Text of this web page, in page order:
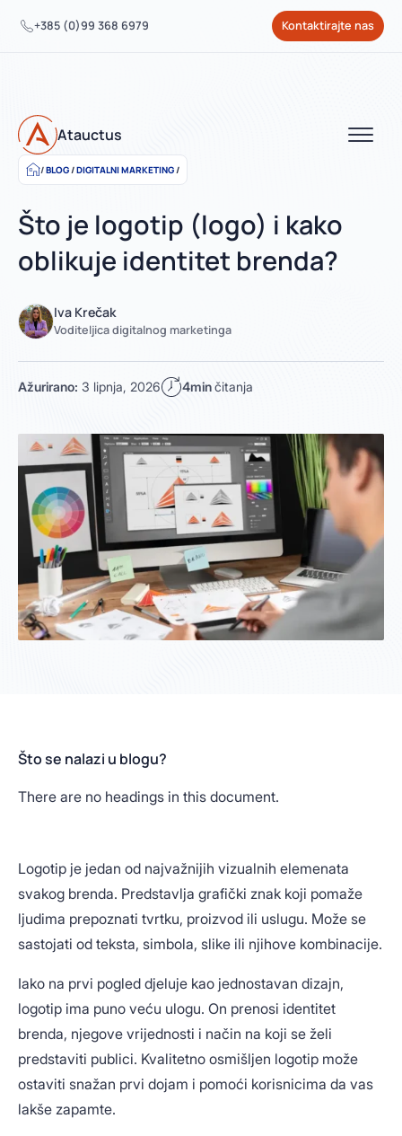
+385 (0)99 368 6979 Kontaktirajte nas
Atauctus
BLOG/DIGITALNI MARKETING/
Što je logotip (logo) i kako
oblikuje identitet brenda?
Iva Krečak
Voditeljica digitalnog marketinga
Ažurirano: 3 lipnja, 2026 4minčitanja
Što se nalazi u blogu?
There are no headings in this document.
Logotip je jedan od najvažnijih vizualnih elemenata
svakog brenda. Predstavlja grafički znak koji pomaže
ljudima prepoznati tvrtku, proizvod ili uslugu. Može se
sastojati od teksta, simbola, slike ili njihove kombinacije.
Iako na prvi pogled djeluje kao jednostavan dizajn,
logotip ima puno veću ulogu. On prenosi identitet
brenda, njegove vrijednosti i način na koji se želi
predstaviti publici. Kvalitetno osmišljen logotip može
ostaviti snažan prvi dojam i pomoći korisnicima da vas
lakše zapamte.